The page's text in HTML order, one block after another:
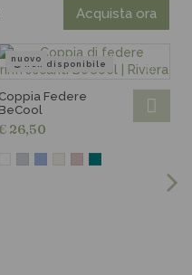
Acquista ora
nuovo
non disponibile
Coppia Federe
BeCool
26,50